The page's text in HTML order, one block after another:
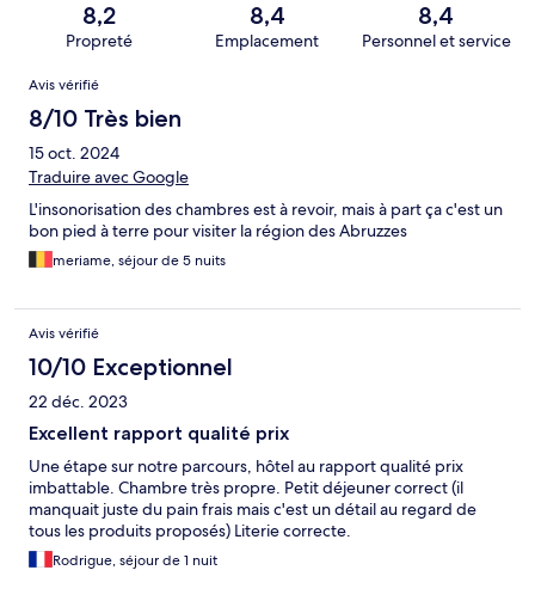
8,2
Propreté
8,4
Emplacement
8,4
Personnel et service
Avis
Avis vérifié
8/10 Très bien
15 oct. 2024
Traduire avec Google
L'insonorisation des chambres est à revoir, mais à part ça c'est un
bon pied à terre pour visiter la région des Abruzzes
meriame, séjour de 5 nuits
Avis vérifié
10/10 Exceptionnel
22 déc. 2023
Excellent rapport qualité prix
Une étape sur notre parcours, hôtel au rapport qualité prix
imbattable. Chambre très propre. Petit déjeuner correct (il
manquait juste du pain frais mais c'est un détail au regard de
tous les produits proposés) Literie correcte.
Rodrigue, séjour de 1 nuit